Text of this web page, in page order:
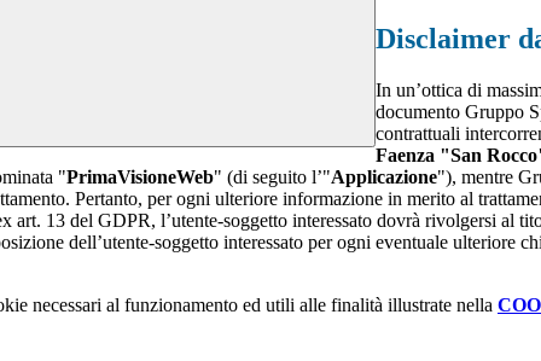
Disclaimer
In un’ottica di
documento Gruppo
contrattuali
Faenza "San
"PrimaVisioneWeb" (di seguito l’"Applicazione"), mentre
Pertanto, per ogni ulteriore informazione in merito al
13 del GDPR, l’utente-soggetto interessato dovrà rivolgersi al
dell’utente-soggetto interessato per ogni eventuale ulteriore
necessari al funzionamento ed utili alle finalità illustrate nella